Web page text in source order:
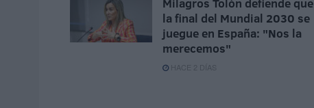
Milagros Tolón defiende que
la final del Mundial 2030 se
juegue en España: "Nos la
merecemos"
HACE 2 DÍAS